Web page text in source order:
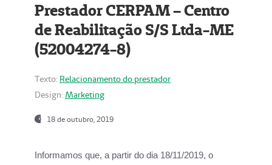
Prestador CERPAM – Centro
de Reabilitação S/S Ltda-ME
(52004274-8)
Texto: Relacionamento do prestador
Design: Marketing
18 de outubro, 2019
Informamos que, a partir do dia 18/11/2019, o